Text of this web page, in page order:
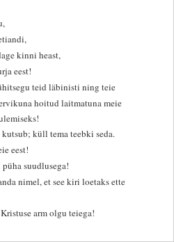
kinni heast,
eest!
teid läbinisti ning teie
hoitud laitmatuna meie
küll tema teebki seda.
eest!
suudlusega!
nimel, et see kiri loetaks ette
arm olgu teiega!